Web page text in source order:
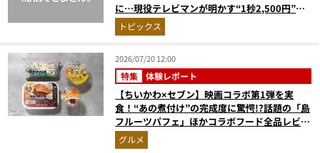
に…現役テレビマンが明かす“1秒2,500円”の
えげつない現実
トピックス
2026/07/20 12:00
特集 体験レポート
【ちいかわ×セブン】映画コラボ第1弾を実
食！“あの煮付け”の完成度に驚愕!?話題の「島
フルーツパフェ」ほかコラボフード全品レビュ
ーグルメ